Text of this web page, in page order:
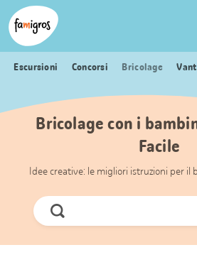
Navigazione
segnalibri
Header
Logo
Escursioni Concorsi Bricolage
Bricolage con i
Facile
Idee creative: le migliori istruzioni per il
Cerca
ora